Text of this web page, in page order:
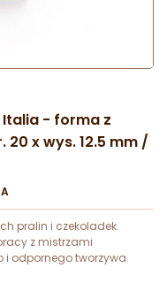
Italia - forma z
20 x wys. 12.5 mm /
pralin i czekoladek.
z mistrzami
i odpornego tworzywa.